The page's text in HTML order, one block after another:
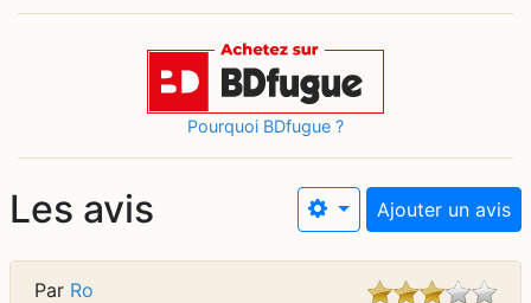
Pourquoi BDfugue ?
Les avis Ajouter un avis
Par Ro